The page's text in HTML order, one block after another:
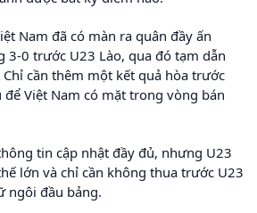
Nam đã có màn ra quân đầy ấn
3-0 trước U23 Lào, qua đó tạm dẫn
cần thêm một kết quả hòa trước
để Việt Nam có mặt trong vòng bán
tin cập nhật đầy đủ, nhưng U23
lớn và chỉ cần không thua trước U23
ngôi đầu bảng.